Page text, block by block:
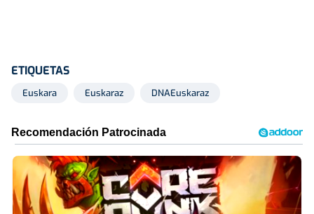
ETIQUETAS
Euskara Euskaraz DNAEuskaraz